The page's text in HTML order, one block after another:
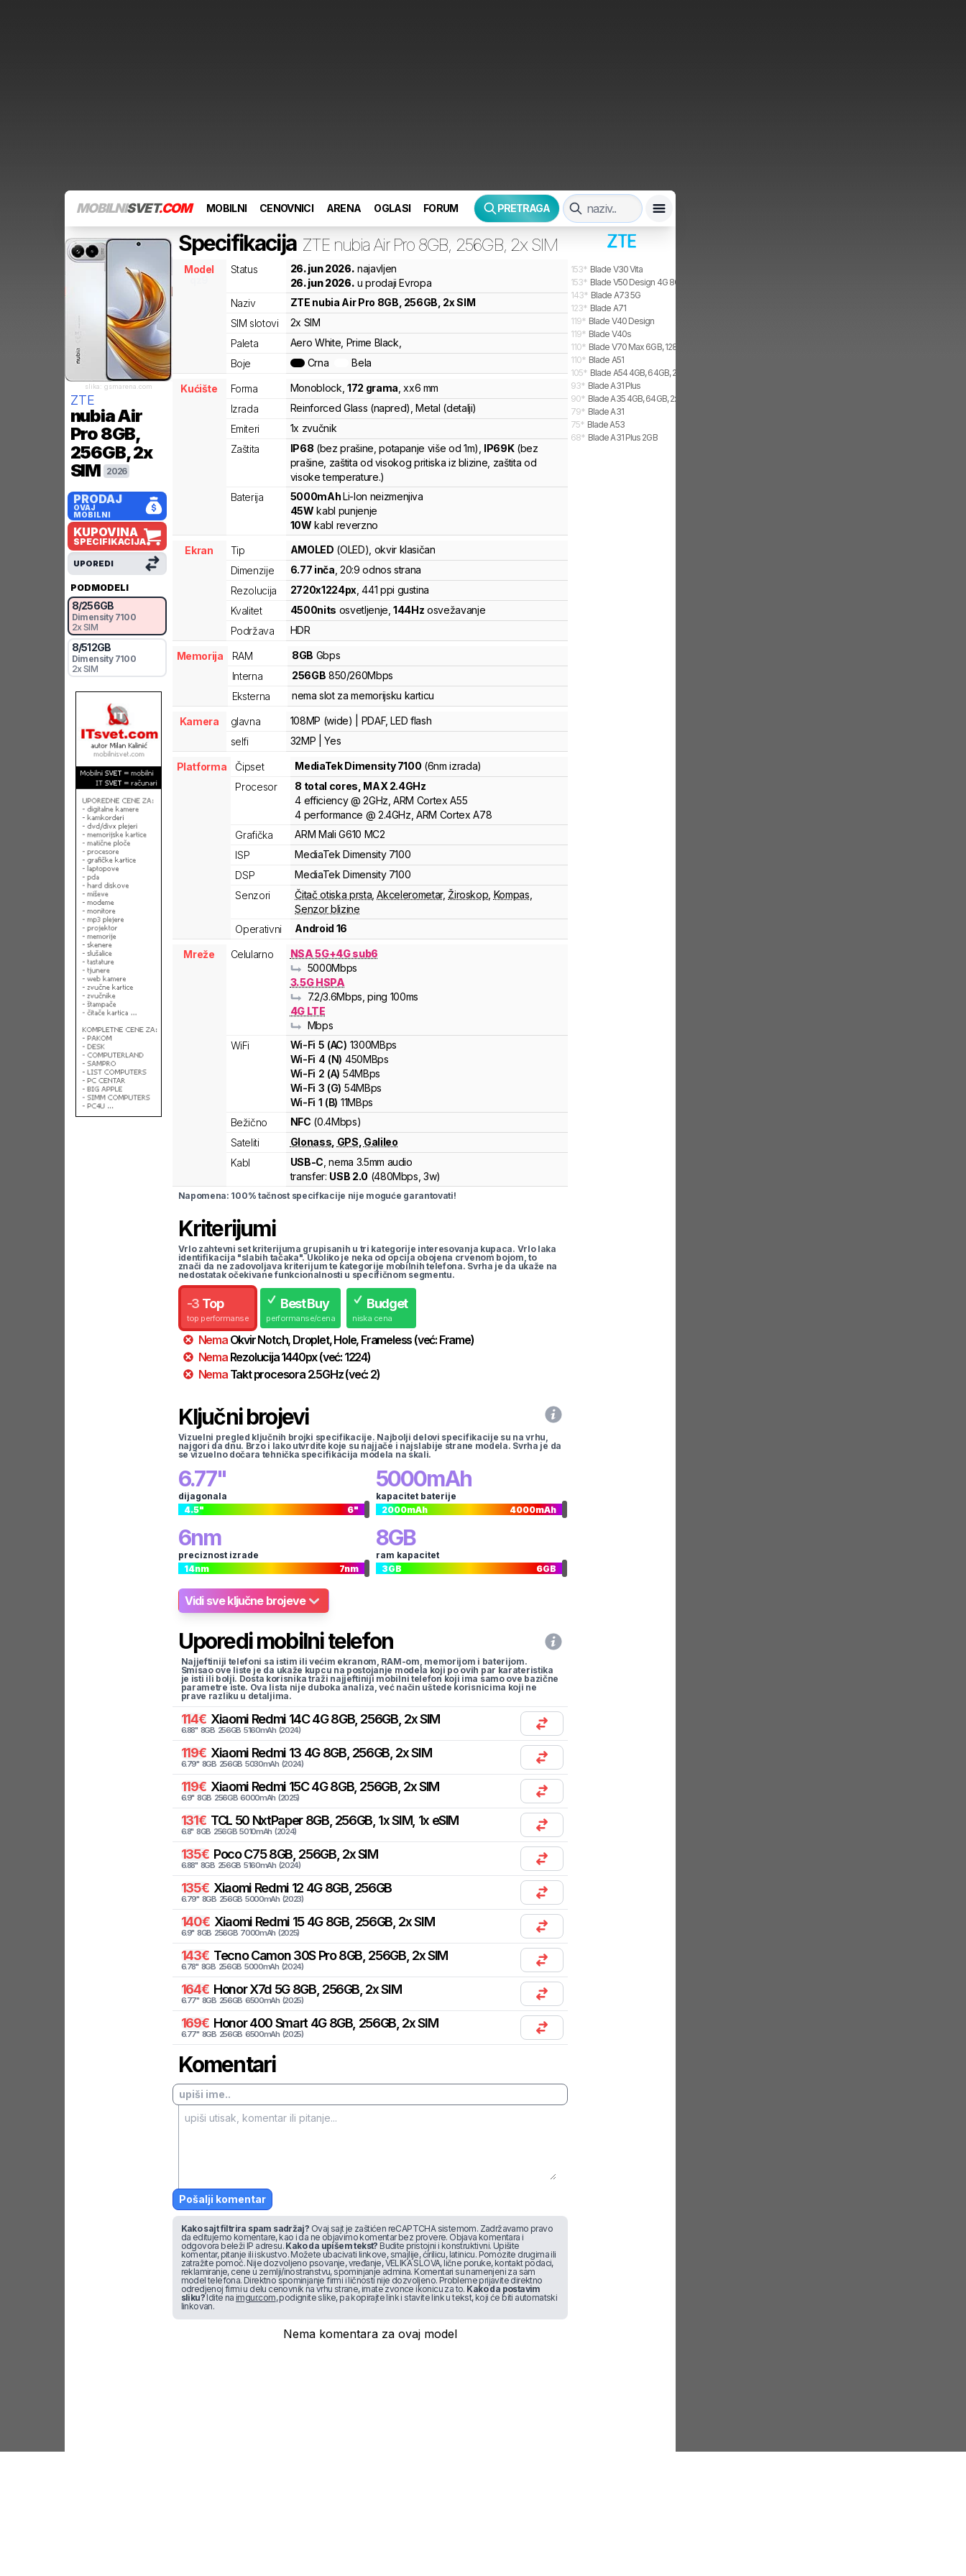
MOBILNISVET.COM MOBILNI CENOVNICI ARENA OGLASI FORUM PRETRAGA
slika: gsmarena.com
ZTE
nubia Air
Pro8GB,
256GB, 2x
SIM
2026
PRODAJ
OVAJ
MOBILNI
KUPOVINA
SPECIFIKACIJA
UPOREDI
PODMODELI
8/256GB
Dimensity 7100
2x SIM
8/512GB
Dimensity 7100
2x SIM
Specifikacija ZTE nubia Air Pro 8GB, 256GB, 2x SIM
Model
Status 26. jun 2026. najavljen
26. jun 2026. u prodaji Evropa
Naziv
ZTE nubia Air Pro 8GB, 256GB, 2x SIM
SIM slotovi
2x SIM
Paleta
Aero White, Prime Black,
Boje
Crna Bela
Kućište Forma Monoblock ,172 grama ,xx6 mm
Izrada
Reinforced Glass (napred), Metal (detalji)
Emiteri
1x zvučnik
Zaštita
IP68 (bez prašine, potapanje više od 1m) IP69K (bez
prašine, zaštita od visokog pritiska iz blizine, zaštita od
visoke temperature.)
Baterija
5000mAhLi-Ion neizmenjiva
45W kabl punjenje
10W kabl reverzno
Ekran Tip AMOLED (OLED) , okvir klasičan
Dimenzije
6.77 inča , 20:9 odnos strana
Rezolucija
2720x1224px ,441 ppi gustina
Kvalitet
4500nits osvetljenje 144Hz osvežavanje
Podržava
HDR
Memorija RAM 8GB Gbps
Interna
256GB 850/260Mbps
Eksterna
nema slot za memorijsku karticu
Kamera glavna
108MP (wide) | PDAF, LED flash
selfi
32MP | Yes
Platforma Čipset MediaTekDimensity 7100 (6nm izrada)
Procesor
8 total cores , MAX 2.4GHz
4 efficiency @ 2GHz,ARM Cortex A55
4 performance @ 2.4GHz,ARM Cortex A78
Grafička
ARM Mali G610 MC2
ISP
MediaTek Dimensity 7100
DSP
MediaTek Dimensity 7100
Senzori
Čitač otiska prsta ,Akcelerometar,Žiroskop Kompas
Senzor blizine
Operativni
Android 16
Mreže Celularno
NSA 5G+4G sub6
5000Mbps
3.5G HSPA
7.2/3.6Mbps , ping 100ms
4G LTE
Mbps
WiFi
Wi-Fi 5 (AC) 1300MBps
Wi-Fi 4 (N) 450MBps
Wi-Fi 2 (A) 54MBps
Wi-Fi 3 (G) 54MBps
Wi-Fi 1 (B) 11MBps
Bežično
NFC (0.4Mbps)
Sateliti
Glonass GPS Galileo
Kabl
USB-C , nema 3.5mm audio
transfer: USB 2.0 (480Mbps,3w)
Napomena: 100% tačnost specifkacije nije moguće garantovati!
Kriterijumi
Vrlo zahtevni set kriterijuma grupisanih u tri kategorije interesovanja kupaca. Vrlo laka
identifikacija "slabih tačaka". Ukoliko je neka od opcija obojena crvenom bojom, to
znači da ne zadovoljava kriterijum te kategorije mobilnih telefona. Svrha je da ukaže na
nedostatak očekivane funkcionalnosti u specifičnom segmentu.
-3 Top
top performanse
Best Buy
performanse/cena
Budget
niska cena
Nema OkvirNotch, Droplet, Hole, Frameless (već: Frame)
Nema Rezolucija1440px(već: 1224)
Nema Takt procesora 2.5GHz(već: 2)
Ključni brojevi
Vizuelni pregled ključnih brojki specifikacije. Najbolji delovi specifikacije su na vrhu,
najgori da dnu. Brzo i lako utvrdite koje su najjače i najslabije strane modela. Svrha je da
se vizuelno dočara tehnička specifikacija modela na skali.
6.77"
dijagonala
4.5" 6"
5000mAh
kapacitet baterije
2000mAh 4000mAh
6nm
preciznost izrade
14nm 7nm
8GB
ram kapacitet
3GB 6GB
Vidi sve ključne brojeve
Uporedi mobilni telefon
Najjeftiniji telefoni sa istim ili većim ekranom, RAM-om, memorijom i baterijom.
Smisao ove liste je da ukaže kupcu na postojanje modela koji po ovih par karateristika
je isti ili bolji. Dosta korisnika traži najjeftiniji mobilni telefon koji ima samo ove bazične
parametre iste. Ova lista nije duboka analiza, već način uštede korisnicima koji ne
prave razliku u detaljima.
114€ Xiaomi Redmi 14C 4G 8GB, 256GB, 2x SIM
6.88" 8GB 256GB 5160mAh (2024)
119€ Xiaomi Redmi 13 4G 8GB, 256GB, 2x SIM
6.79" 8GB 256GB 5030mAh (2024)
119€ Xiaomi Redmi 15C 4G 8GB, 256GB, 2x SIM
6.9" 8GB 256GB 6000mAh (2025)
131€ TCL 50 NxtPaper 8GB, 256GB, 1x SIM, 1x eSIM
6.8" 8GB 256GB 5010mAh (2024)
135€ Poco C75 8GB, 256GB, 2x SIM
6.88" 8GB 256GB 5160mAh (2024)
135€ Xiaomi Redmi 12 4G 8GB, 256GB
6.79" 8GB 256GB 5000mAh (2023)
140€ Xiaomi Redmi 15 4G 8GB, 256GB, 2x SIM
6.9" 8GB 256GB 7000mAh (2025)
143€ Tecno Camon 30S Pro 8GB, 256GB, 2x SIM
6.78" 8GB 256GB 5000mAh (2024)
164€ Honor X7d 5G 8GB, 256GB, 2x SIM
6.77" 8GB 256GB 6500mAh (2025)
169€ Honor 400 Smart 4G 8GB, 256GB, 2x SIM
6.77" 8GB 256GB 6500mAh (2025)
Komentari
Pošalji komentar
Kako sajt filtrira spam sadržaj? Ovaj sajt je zaštićen reCAPTCHA sistemom. Zadržavamo pravo
da editujemo komentare, kao i da ne objavimo komentar bez provere. Objava komentara i
odgovora beleži IP adresu. Kako da upišem tekst? Budite pristojni i konstruktivni. Upišite
komentar, pitanje ili iskustvo. Možete ubacivati linkove, smajlije, ćirilicu, latinicu. Pomozite drugima ili
zatražite pomoć. Nije dozvoljeno psovanje, vređanje, VELIKA SLOVA, lične poruke, kontakt podaci,
reklamiranje, cene u zemlji/inostranstvu, spominjanje admina. Komentari su namenjeni za sam
model telefona. Direktno spominjanje firmi i ličnosti nije dozvoljeno. Probleme prijavite direktno
odredjenoj firmi u delu cenovnik na vrhu strane, imate zvonce ikonicu za to. Kako da postavim
sliku?Idite na imgur.com, podignite slike, pa kopirajte link i stavite link u tekst, koji će biti automatski
linkovan.
Nema komentara za ovaj model
153* Blade V30 Vita
153* Blade V50 Design 4G 8GB, 256GB, 2x SIM
143* Blade A73 5G
123* Blade A71
119* Blade V40 Design
119* Blade V40s
110* Blade V70 Max 6GB, 128GB, 2x SIM
110* Blade A51
105* Blade A54 4GB, 64GB, 2x SIM
93* Blade A31 Plus
90* Blade A35 4GB, 64GB, 2x SIM
79* Blade A31
75* Blade A53
68* Blade A31 Plus 2GB